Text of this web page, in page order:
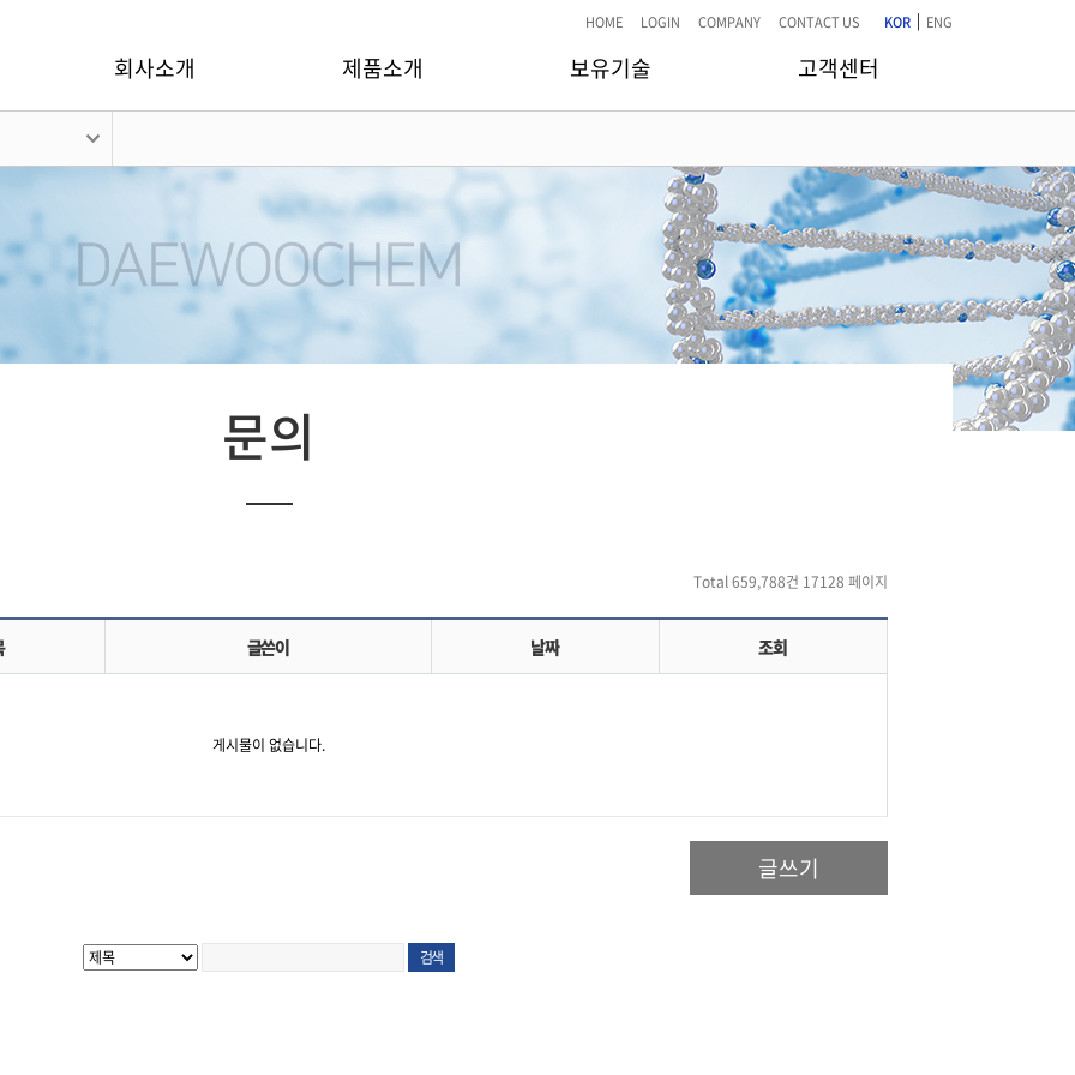
HOME LOGIN COMPANY CONTACT US KOR | ENG
회사소개 제품소개 보유기술 고객센터
문의
Total 659,788건 17128 페이지
글쓴이 날짜 조회
게시물이 없습니다.
글쓰기